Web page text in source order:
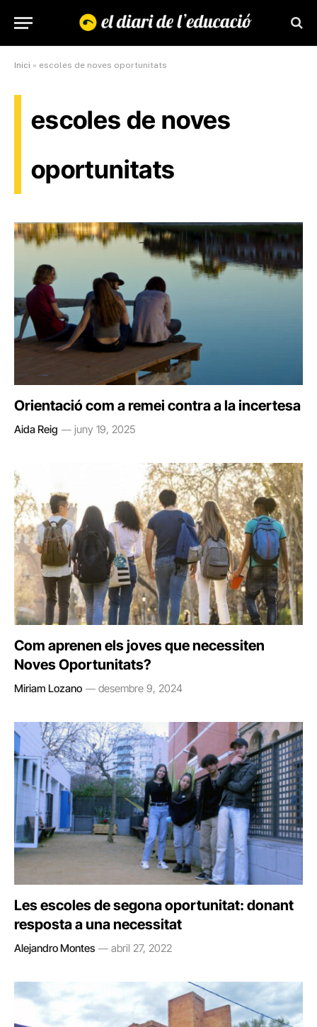
Inici » escoles de noves oportunitats
escoles de noves
oportunitats
Orientació com a remei contra a la incertesa
Aida Reig juny 19, 2025
Com aprenen els joves que necessiten
Noves Oportunitats?
Miriam Lozano desembre 9, 2024
Les escoles de segona oportunitat: donant
resposta a una necessitat
Alejandro Montes abril 27, 2022